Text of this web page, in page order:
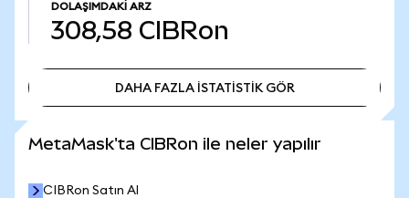
DOLAŞIMDAKI ARZ
308,58 CIBRon
DAHA FAZLA İSTATİSTİK GÖR
MetaMask'ta CIBRon ile neler yapılır
CIBRon Satın Al